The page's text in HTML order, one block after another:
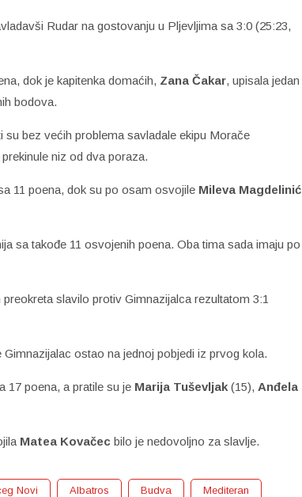
Rudar na gostovanju u Pljevljima sa 3:0 (25:23,
dok je kapitenka domaćih, Zana Čakar, upisala jedan
bodova.
bez većih problema savladale ekipu Morače
niz od dva poraza.
11 poena, dok su po osam osvojile Mileva Magdelinić
sa takođe 11 osvojenih poena. Oba tima sada imaju po
slavilo protiv Gimnazijalca rezultatom 3:1
ostao na jednoj pobjedi iz prvog kola.
17 poena, a pratile su je Marija Tuševljak (15), Anđela
Matea Kovačec bilo je nedovoljno za slavlje.
Novi Albatros Budva Mediteran